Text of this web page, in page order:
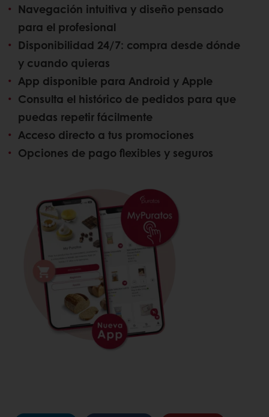
Navegación intuitiva y diseño pensado
para el profesional
Disponibilidad 24/7: compra desde dónde
y cuando quieras
App disponible para Android y Apple
Consulta el histórico de pedidos para que
puedas repetir fácilmente
Acceso directo a tus promociones
Opciones de pago flexibles y seguros